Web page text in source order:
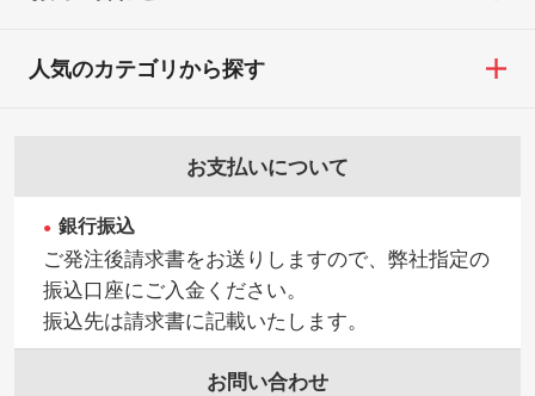
お支払いについて
銀行振込
ご発注後請求書をお送りしますので、弊社指定の
振込口座にご入金ください。
振込先は請求書に記載いたします。
お問い合わせ
人気のカテゴリから探す